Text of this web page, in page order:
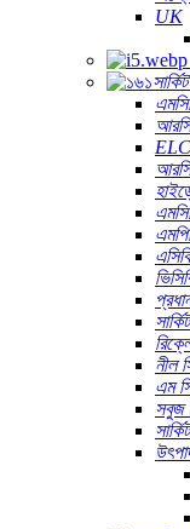
UK
এসিবি
নীল
এম
সবুজ